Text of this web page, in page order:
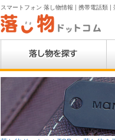
スマートフォン 落し物情報 | 携帯電話類 |